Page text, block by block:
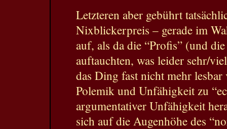
Letzteren aber gebührt
Nixblickerpreis – gerade im
auf, als da die “Profis” (und
auftauchten, was leider sehr/
das Ding fast nicht mehr
Polemik und Unfähigkeit zu
argumentativer Unfähigkeit
sich auf die Augenhöhe des